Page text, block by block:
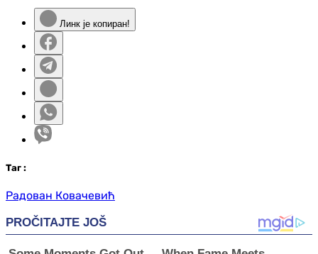
Линк је копиран!
Таг :
Радован Ковачевић